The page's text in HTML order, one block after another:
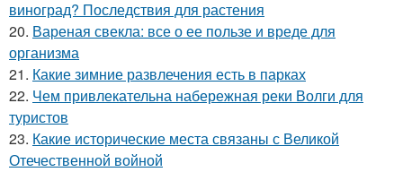
виноград? Последствия для растения
20. Вареная свекла: все о ее пользе и вреде для
организма
21. Какие зимние развлечения есть в парках
22. Чем привлекательна набережная реки Волги для
туристов
23. Какие исторические места связаны с Великой
Отечественной войной